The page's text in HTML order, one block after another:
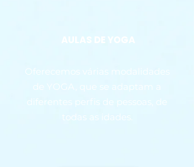
AULAS DE YOGA
Oferecemos várias modalidades
de YOGA, que se adaptam a
diferentes perfis de pessoas, de
todas as idades.